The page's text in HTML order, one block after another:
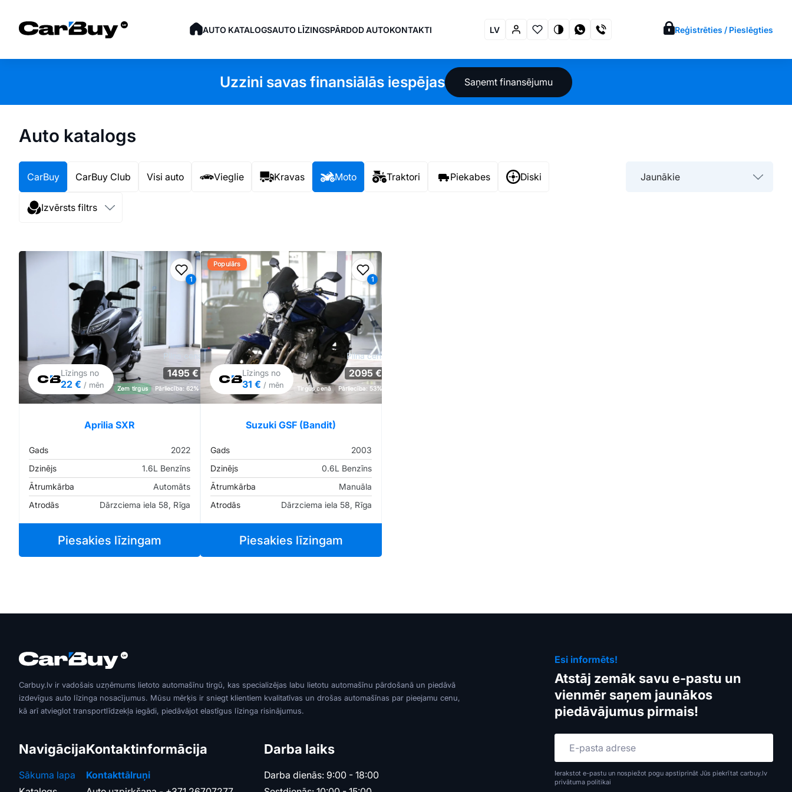
AUTO KATALOGSAUTO LĪZINGSPĀRDOD AUTOKONTAKTI LV Reģistrēties / Pieslēgties
Uzzini savas finansiālās iespējas Saņemt finansējumu
Auto katalogs
Jaunākie
CarBuy CarBuy Club Visi auto Vieglie Kravas Moto Traktori Piekabes Diski
Izvērsts filtrs
1
Pievienot favorītiem
Līzings no
22 € / mēn
Pilna cena
1495 €
Zem tirgus Pārliecība: 62%
Aprilia SXR
Gads
2022
Dzinējs
1.6L Benzīns
Ātrumkārba
Automāts
Atrodās
Dārzciema iela 58, Rīga
Piesakies līzingam
1
Pievienot favorītiem
Populārs
Līzings no
31 € / mēn
Pilna cena
2095 €
Tirgus cenā Pārliecība: 53%
Suzuki GSF (Bandit)
Gads
2003
Dzinējs
0.6L Benzīns
Ātrumkārba
Manuāla
Atrodās
Dārzciema iela 58, Rīga
Piesakies līzingam
Carbuy.lv ir vadošais uzņēmums lietoto automašīnu tirgū, kas specializējas labu lietotu automašīnu pārdošanā un piedāvā
izdevīgus auto līzinga nosacījumus. Mūsu mērķis ir sniegt klientiem kvalitatīvas un drošas automašīnas par pieejamu cenu,
kā arī atvieglot transportlīdzekļa iegādi, piedāvājot elastīgus līzinga risinājumus.
Navigācija
Sākuma lapa
Kontaktinformācija
Kontakttālruņi
Darba laiks
Darba dienās: 9:00 - 18:00
Esi informēts!
Atstāj zemāk savu e-pastu un
vienmēr saņem jaunākos
piedāvājumus pirmais!
Ierakstot e-pastu un nospiežot pogu apstiprināt Jūs piekrītat carbuy.lv
privātuma politikai